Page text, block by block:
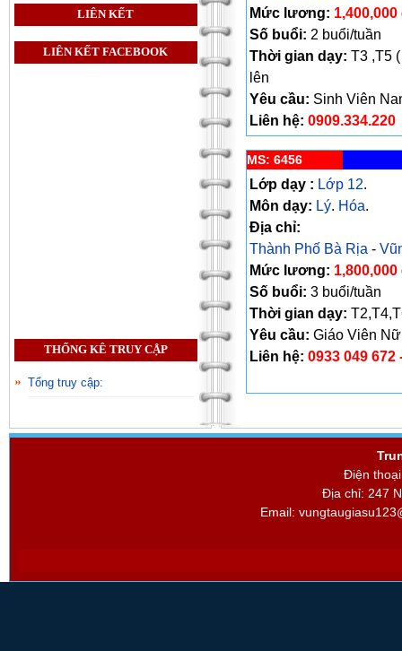
LIÊN KẾT
LIÊN KẾT FACEBOOK
THỐNG KÊ TRUY CẬP
Tổng truy cập:
Mức lương: 1,400,000
Số buổi: 2 buổi/tuần
Thời gian dạy: T3 ,T5
lên
Yêu cầu: Sinh Viên
Liên hệ: 0909.334.220
MS: 6456
Lớp dạy : Lớp 12.
Môn dạy: Lý. Hóa.
Địa chỉ:
Thành Phố Bà Rịa -
Mức lương: 1,800,000
Số buổi: 3 buổi/tuần
Thời gian dạy:
Yêu cầu: Giáo Viên Nữ
Liên hệ: 0933 049 672
Điện
Địa chỉ: 247
Email: